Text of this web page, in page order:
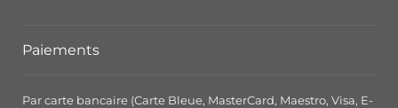
Paiements
Par carte bancaire (Carte Bleue, MasterCard, Maestro, Visa, E-